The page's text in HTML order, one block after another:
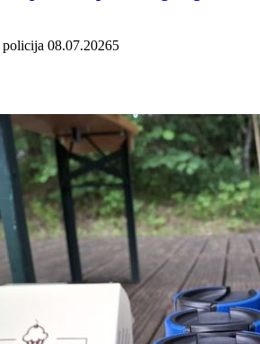
policija 08.07.20265